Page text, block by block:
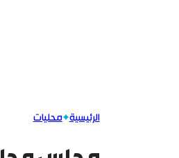
الرئيسية محليات